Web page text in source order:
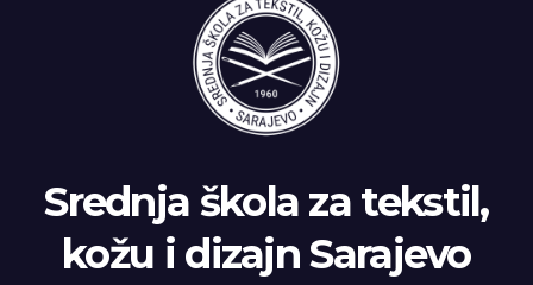
Srednja škola za tekstil,
kožu i dizajn Sarajevo